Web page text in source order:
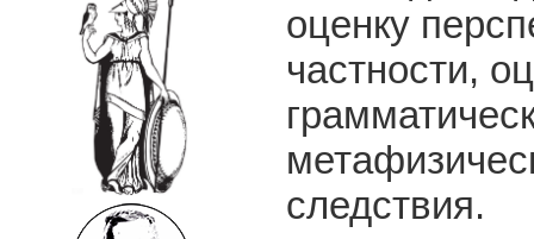
оценку
частности,
следствия.